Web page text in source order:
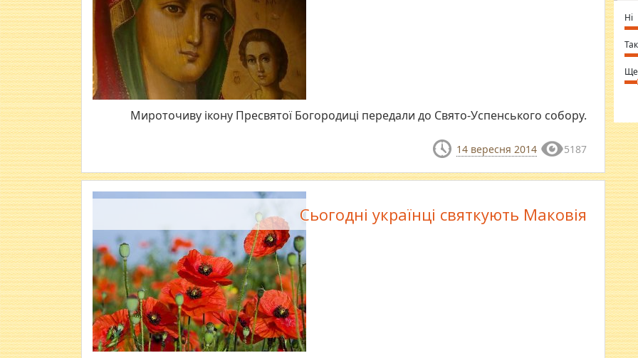
​Мироточиву ікону Пресвятої Богородиці передали до Свято-Успенського собору.
14 вересня 2014 5187
Сьогодні українці святкують Маковія
⇒
Ні
Так
Ще